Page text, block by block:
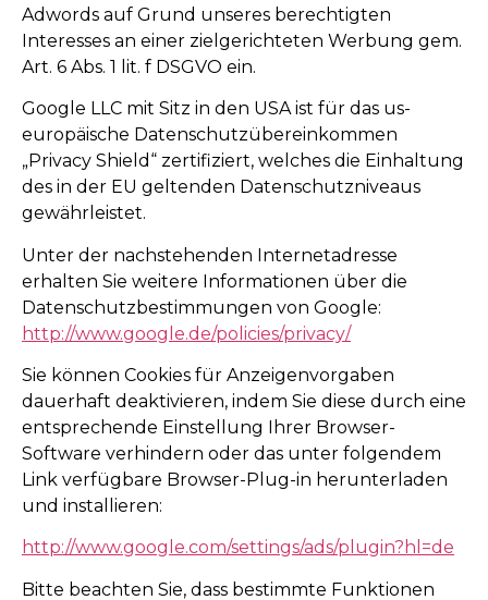
Adwords auf Grund unseres berechtigten
Interesses an einer zielgerichteten Werbung gem.
Art. 6 Abs. 1 lit. f DSGVO ein.
Google LLC mit Sitz in den USA ist für das us-
europäische Datenschutzübereinkommen
„Privacy Shield“ zertifiziert, welches die Einhaltung
des in der EU geltenden Datenschutzniveaus
gewährleistet.
Unter der nachstehenden Internetadresse
erhalten Sie weitere Informationen über die
Datenschutzbestimmungen von Google:
http://www.google.de/policies/privacy/
Sie können Cookies für Anzeigenvorgaben
dauerhaft deaktivieren, indem Sie diese durch eine
entsprechende Einstellung Ihrer Browser-
Software verhindern oder das unter folgendem
Link verfügbare Browser-Plug-in herunterladen
und installieren:
http://www.google.com/settings/ads/plugin?hl=de
Bitte beachten Sie, dass bestimmte Funktionen